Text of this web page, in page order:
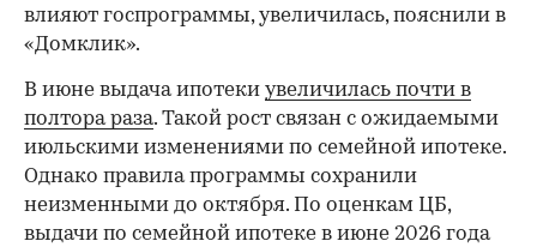
влияют госпрограммы, увеличилась, пояснили в
«Домклик».
В июне выдача ипотеки увеличилась почти в
полтора раза. Такой рост связан с ожидаемыми
июльскими изменениями по семейной ипотеке.
Однако правила программы сохранили
неизменными до октября. По оценкам ЦБ,
выдачи по семейной ипотеке в июне 2026 года